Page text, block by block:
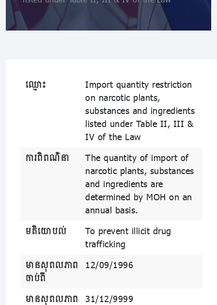
ឈ្មោះ
Import quantity restriction
on narcotic plants,
substances and ingredients
listed under Table II, III &
IV of the Law
ការពិពណ៌នា
The quantity of import of
narcotic plants, substances
and ingredients are
determined by MOH on an
annual basis.
មតិយោបល់
To prevent illicit drug
trafficking
មានសុពលភាព
ចាប់ពី
12/09/1996
មានសុពលភាព
31/12/9999